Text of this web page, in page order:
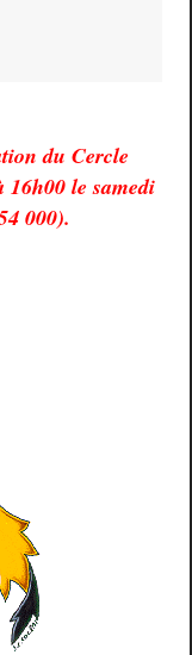
du Cercle
le samedi
000).